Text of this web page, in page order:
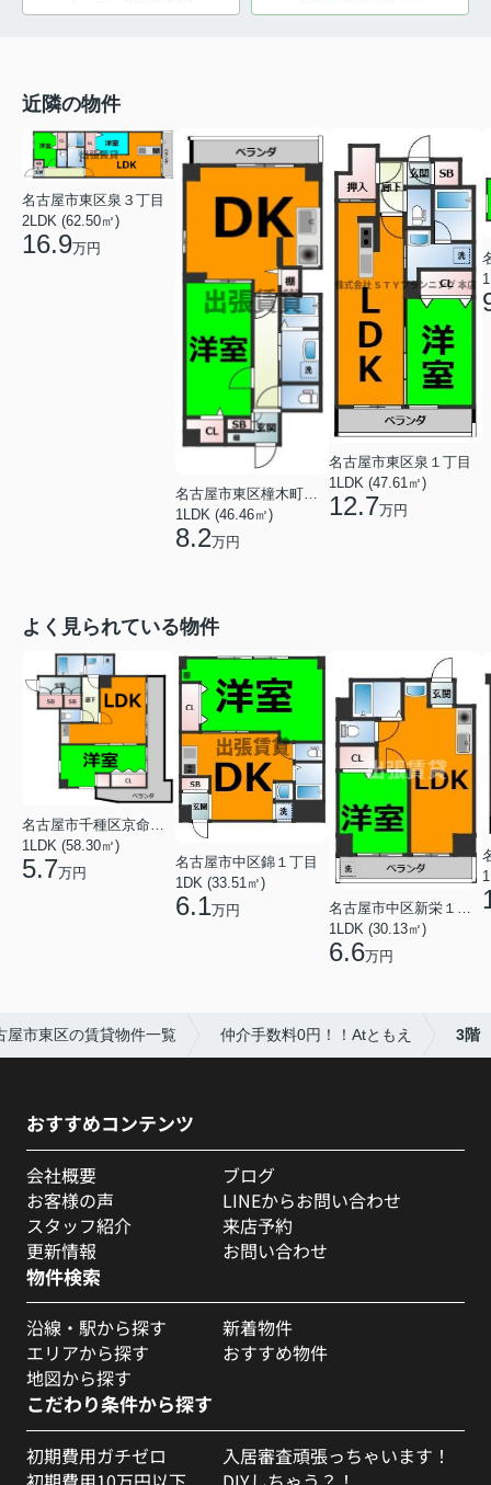
近隣の物件
名古屋市東区泉３丁目
2LDK (62.50㎡)
16.9万円
1LDK (46.46㎡)
8.2万円
名古屋市東区泉１丁目
1LDK (47.61㎡)
12.7万円
よく見られている物件
名古屋市千種区京命１丁目
1LDK (58.30㎡)
5.7万円
名古屋市中区錦１丁目
1DK (33.51㎡)
6.1万円
名古屋市中区新栄１丁目
1LDK (30.13㎡)
6.6万円
屋市東区の賃貸物件一覧 仲介手数料0円！！Atともえ 3階
おすすめコンテンツ
会社概要
お客様の声
スタッフ紹介
更新情報
ブログ
LINEからお問い合わせ
来店予約
お問い合わせ
物件検索
沿線・駅から探す
エリアから探す
地図から探す
新着物件
おすすめ物件
こだわり条件から探す
初期費用ガチゼロ
初期費用10万円以下
入居審査頑張っちゃいます！
DIYしちゃう？！